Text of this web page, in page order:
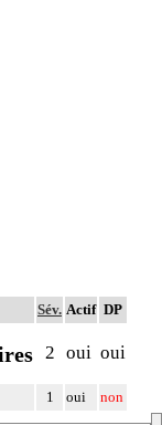
Sév. Actif DP
2 oui oui
1 oui non